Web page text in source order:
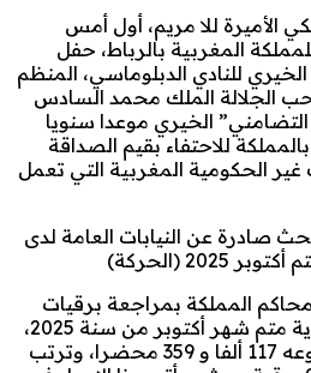
الأميرة للا مريم، أول أمس
المغربية بالرباط، حفل
للنادي الدبلوماسي، المنظم
الجلالة الملك محمد السادس
التضامني” الخيري موعدا سنويا
للاحتفاء بقيم الصداقة
الحكومية المغربية التي تعمل
و 948 برقية بحث صادرة عن النيابات العامة لدى
(الحركة)
المملكة بمراجعة برقيات
البحث الصادرة عنها إلى غاية متم شهر أكتوبر من سنة 2025،
حيث تمت دراسة ما مجموعه 117 ألفا و 359 محضرا، وترتب